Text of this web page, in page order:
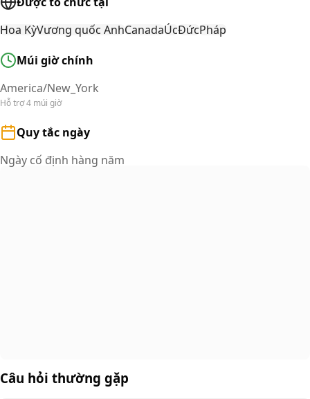
Hoa KỳVương quốc AnhCanadaÚcĐứcPháp
Múi giờ chính
America/New_York
Hỗ trợ 4 múi giờ
Quy tắc ngày
Ngày cố định hàng năm
Câu hỏi thường gặp